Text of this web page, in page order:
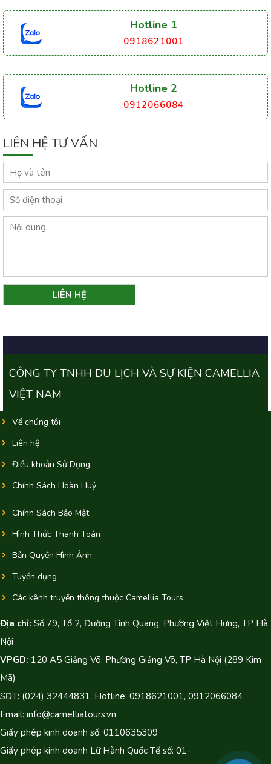
Hotline 1
0918621001
Hotline 2
0912066084
LIÊN HỆ TƯ VẤN
CÔNG TY TNHH DU LỊCH VÀ SỰ KIỆN CAMELLIA
VIỆT NAM
Về chúng tôi
Liên hệ
Điều khoản Sử Dụng
Chính Sách Hoàn Huỷ
Chính Sách Bảo Mật
Hình Thức Thanh Toán
Bản Quyền Hình Ảnh
Tuyển dụng
Các kênh truyền thông thuộc Camellia Tours
Địa chỉ: Số 79, Tổ 2, Đường Tình Quang, Phường Việt Hưng, TP Hà
Nội
VPGD: 120 A5 Giảng Võ, Phường Giảng Võ, TP Hà Nội (289 Kim
Mã)
SĐT: (024) 32444831, Hotline: 0918621001, 0912066084
Email: info@camelliatours.vn
Giấy phép kinh doanh số: 0110635309
Giấy phép kinh doanh Lữ Hành Quốc Tế số: 01-